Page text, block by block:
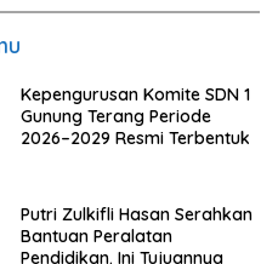
Kepengurusan Komite SDN 1
Gunung Terang Periode
2026–2029 Resmi Terbentuk
Putri Zulkifli Hasan Serahkan
Bantuan Peralatan
Pendidikan. Ini Tujuannya